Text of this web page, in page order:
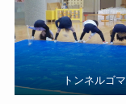
トンネルゴマ